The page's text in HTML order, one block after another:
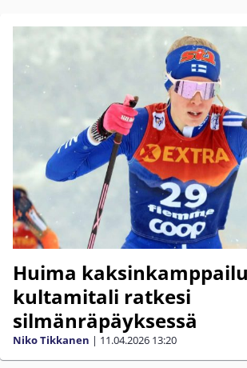
Huima
kultamitali ratkesi
silmänräpäyksessä
Niko Tikkanen | 11.04.2026 13:20